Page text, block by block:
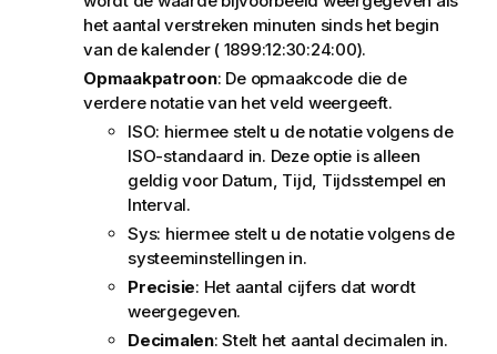
het aantal verstreken minuten sinds het begin
van de kalender ( 1899:12:30:24:00).
Opmaakpatroon: De opmaakcode die de
verdere notatie van het veld weergeeft.
ISO: hiermee stelt u de notatie volgens de
ISO-standaard in. Deze optie is alleen
geldig voor Datum Tijd Tijdsstempel en
Interval.
Sys: hiermee stelt u de notatie volgens de
systeeminstellingen in.
Precisie: Het aantal cijfers dat wordt
weergegeven.
Decimalen: Stelt het aantal decimalen in.